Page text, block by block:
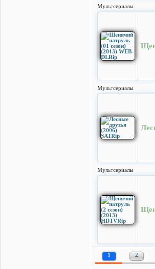
Мультсериалы
Мультсериалы
Мультсериалы
1 2